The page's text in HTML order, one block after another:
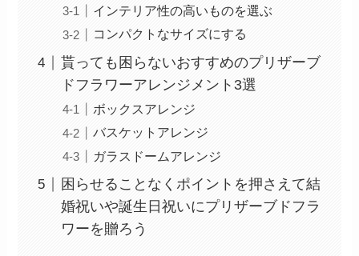
インテリア性の高いものを選ぶ
コンパクトなサイズにする
貰っても困らないおすすめのプリザーブ
ドフラワーアレンジメント3選
ボックスアレンジ
バスケットアレンジ
ガラスドームアレンジ
困らせることなくポイントを押さえて結
婚祝いや誕生日祝いにプリザーブドフラ
ワーを贈ろう